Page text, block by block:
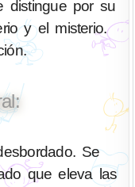
distingue por su
y el misterio.
Se
que eleva las